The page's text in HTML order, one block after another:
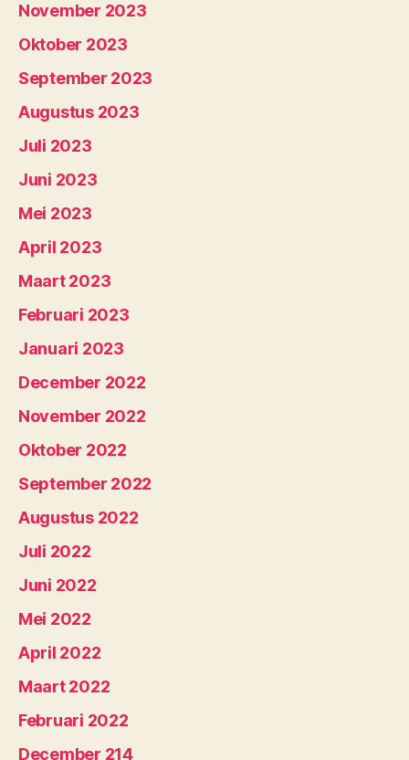
November 2023
Oktober 2023
September 2023
Augustus 2023
Juli 2023
Juni 2023
Mei 2023
April 2023
Maart 2023
Februari 2023
Januari 2023
December 2022
November 2022
Oktober 2022
September 2022
Augustus 2022
Juli 2022
Juni 2022
Mei 2022
April 2022
Maart 2022
Februari 2022
December 214